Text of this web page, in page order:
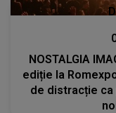
NOSTALGIA
ediție la
de distracție ca